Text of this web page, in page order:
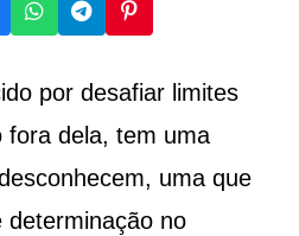
por desafiar limites
fora dela, tem uma
uma que
no